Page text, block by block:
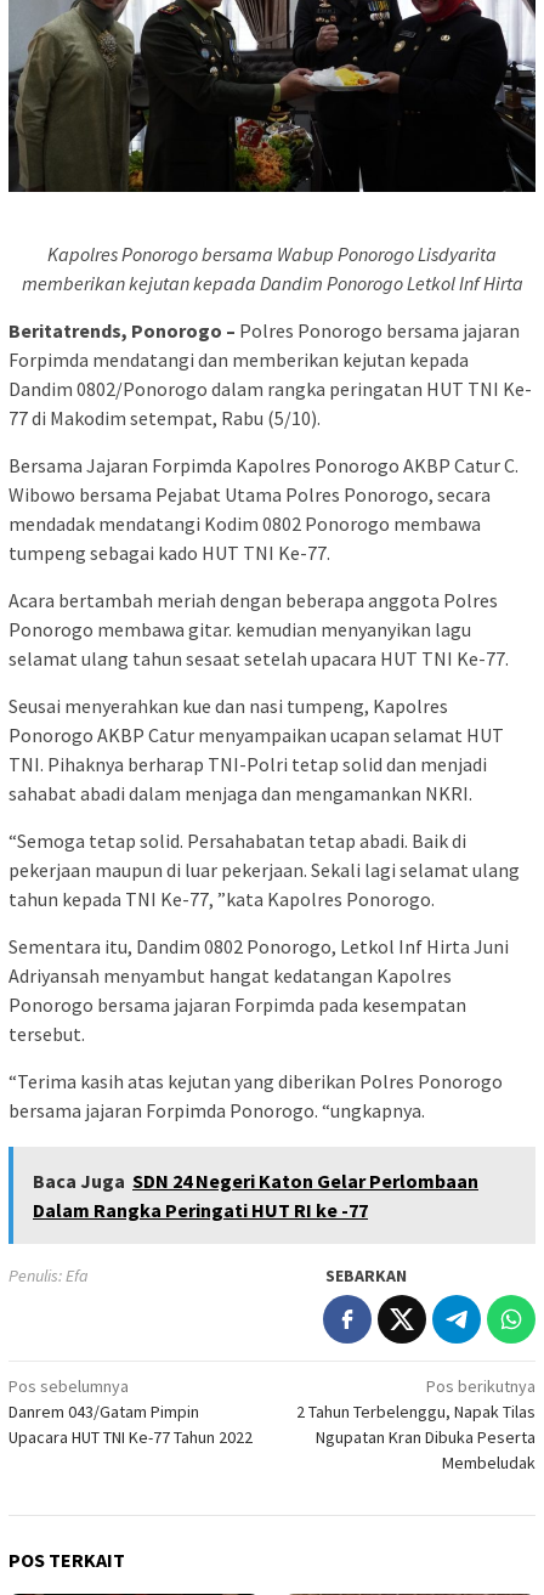
Kapolres Ponorogo bersama Wabup Ponorogo Lisdyarita
memberikan kejutan kepada Dandim Ponorogo Letkol Inf Hirta
Beritatrends, Ponorogo – Polres Ponorogo bersama jajaran
Forpimda mendatangi dan memberikan kejutan kepada
Dandim 0802/Ponorogo dalam rangka peringatan HUT TNI Ke-
77 di Makodim setempat, Rabu (5/10).
Bersama Jajaran Forpimda Kapolres Ponorogo AKBP Catur C.
Wibowo bersama Pejabat Utama Polres Ponorogo, secara
mendadak mendatangi Kodim 0802 Ponorogo membawa
tumpeng sebagai kado HUT TNI Ke-77.
Acara bertambah meriah dengan beberapa anggota Polres
Ponorogo membawa gitar. kemudian menyanyikan lagu
selamat ulang tahun sesaat setelah upacara HUT TNI Ke-77.
Seusai menyerahkan kue dan nasi tumpeng, Kapolres
Ponorogo AKBP Catur menyampaikan ucapan selamat HUT
TNI. Pihaknya berharap TNI-Polri tetap solid dan menjadi
sahabat abadi dalam menjaga dan mengamankan NKRI.
“Semoga tetap solid. Persahabatan tetap abadi. Baik di
pekerjaan maupun di luar pekerjaan. Sekali lagi selamat ulang
tahun kepada TNI Ke-77, ”kata Kapolres Ponorogo.
Sementara itu, Dandim 0802 Ponorogo, Letkol Inf Hirta Juni
Adriyansah menyambut hangat kedatangan Kapolres
Ponorogo bersama jajaran Forpimda pada kesempatan
tersebut.
“Terima kasih atas kejutan yang diberikan Polres Ponorogo
bersama jajaran Forpimda Ponorogo. “ungkapnya.
Baca Juga SDN 24 Negeri Katon Gelar Perlombaan
Dalam Rangka Peringati HUT RI ke -77
Penulis: Efa SEBARKAN
Navigasi
pos
Pos sebelumnya
Danrem 043/Gatam Pimpin
Upacara HUT TNI Ke-77 Tahun 2022
Pos berikutnya
2 Tahun Terbelenggu, Napak Tilas
Ngupatan Kran Dibuka Peserta
Membeludak
POS TERKAIT